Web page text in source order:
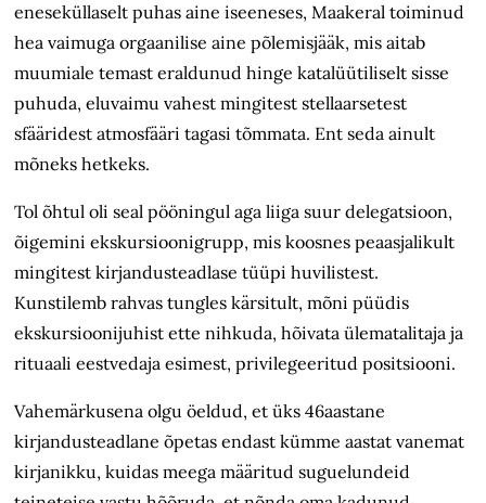
eneseküllaselt puhas aine iseeneses, Maakeral toiminud
hea vaimuga orgaanilise aine põlemisjääk, mis aitab
muumiale temast eraldunud hinge katalüütiliselt sisse
puhuda, eluvaimu vahest mingitest stellaarsetest
sfääridest atmosfääri tagasi tõmmata. Ent seda ainult
mõneks hetkeks.
Tol õhtul oli seal pööningul aga liiga suur delegatsioon,
õigemini ekskursioonigrupp, mis koosnes peaasjalikult
mingitest kirjandusteadlase tüüpi huvilistest.
Kunstilemb rahvas tungles kärsitult, mõni püüdis
ekskursioonijuhist ette nihkuda, hõivata ülematalitaja ja
rituaali eestvedaja esimest, privilegeeritud positsiooni.
Vahemärkusena olgu öeldud, et üks 46aastane
kirjandusteadlane õpetas endast kümme aastat vanemat
kirjanikku, kuidas meega määritud suguelundeid